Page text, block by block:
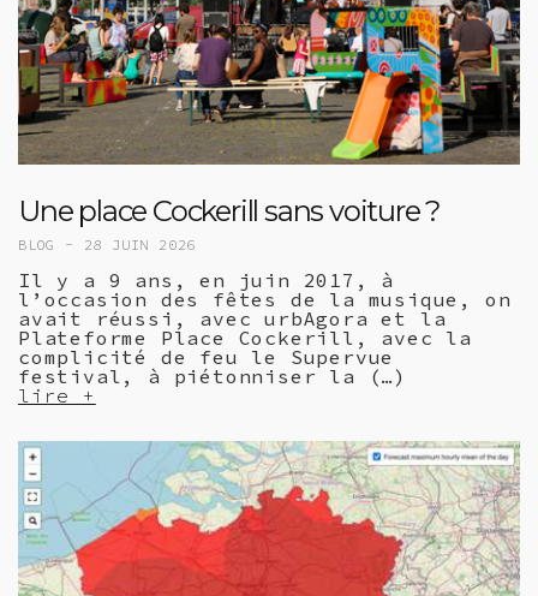
Une place Cockerill sans voiture ?
BLOG - 28 JUIN 2026
Il y a 9 ans, en juin 2017, à
l’occasion des fêtes de la musique, on
avait réussi, avec urbAgora et la
Plateforme Place Cockerill, avec la
complicité de feu le Supervue
festival, à piétonniser la (…)
lire +